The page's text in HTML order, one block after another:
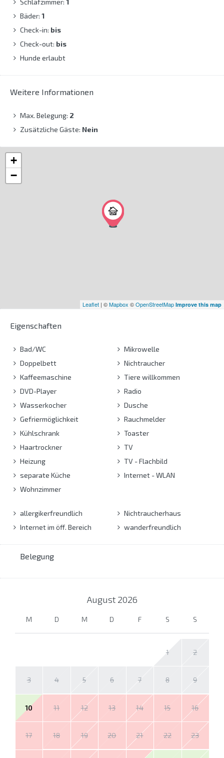
Schlafzimmer: 1
Bäder: 1
Check-in: bis
Check-out: bis
Hunde erlaubt
Weitere Informationen
Max. Belegung: 2
Zusätzliche Gäste: Nein
+
−
Leaflet | ©Mapbox ©OpenStreetMap Improve this map
Eigenschaften
Bad/WC
Doppelbett
Kaffeemaschine
DVD-Player
Wasserkocher
Gefriermöglichkeit
Kühlschrank
Haartrockner
Heizung
separate Küche
Wohnzimmer
Mikrowelle
Nichtraucher
Tiere willkommen
Radio
Dusche
Rauchmelder
Toaster
TV
TV - Flachbild
Internet - WLAN
allergikerfreundlich
Internet im öff. Bereich
Nichtraucherhaus
wanderfreundlich
Belegung
August 2026
M D M D F S S
1 2
3 4 5 6 7 8 9
10 11 12 13 14 15 16
17 18 19 20 21 22 23